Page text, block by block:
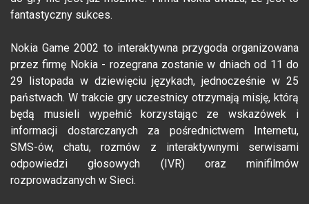
fantastyczny sukces.
Nokia Game 2002 to interaktywna przygoda organizowana
przez firmę Nokia - rozegrana zostanie w dniach od 11 do
29 listopada w dziewięciu językach, jednocześnie w 25
państwach. W trakcie gry uczestnicy otrzymają misję, którą
będą musieli wypełnić korzystając ze wskazówek i
informacji dostarczanych za pośrednictwem Internetu,
SMS-ów, chatu, rozmów z interaktywnymi serwisami
odpowiedzi głosowych (IVR) oraz minifilmów
rozprowadzanych w Sieci.